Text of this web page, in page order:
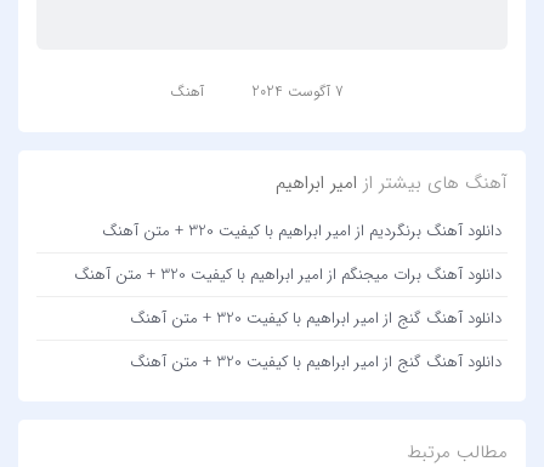
7 آگوست 2024 آهنگ
آهنگ های بیشتر از امیر ابراهیم
دانلود آهنگ برنگردیم از امیر ابراهیم با کیفیت 320 + متن آهنگ
دانلود آهنگ برات میجنگم از امیر ابراهیم با کیفیت 320 + متن آهنگ
دانلود آهنگ گنج از امیر ابراهیم با کیفیت 320 + متن آهنگ
دانلود آهنگ گنج از امیر ابراهیم با کیفیت 320 + متن آهنگ
مطالب مرتبط